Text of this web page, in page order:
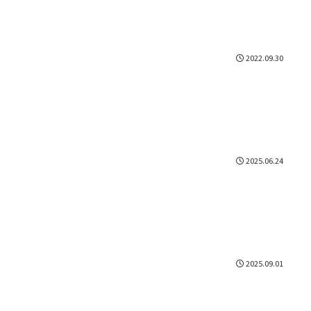
2022.09.30
2025.06.24
2025.09.01